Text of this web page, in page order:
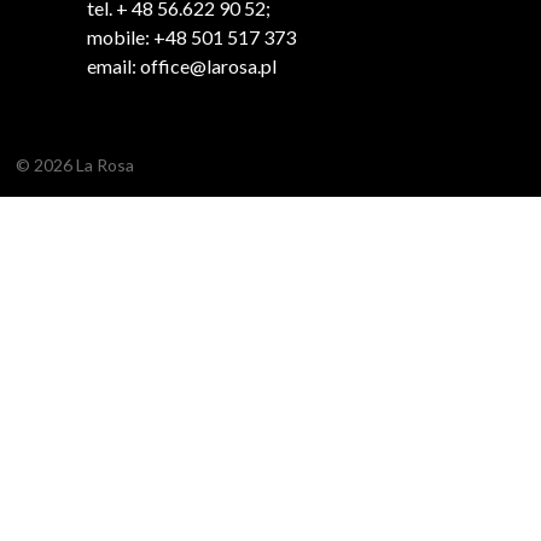
tel. + 48 56.622 90 52;
mobile: +48 501 517 373
email: office@larosa.pl
© 2026 La Rosa